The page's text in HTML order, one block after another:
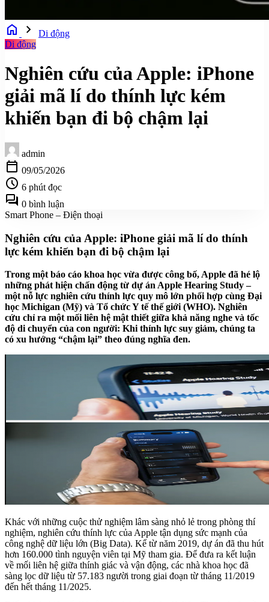
home chevron_right
Di động
Di động
Nghiên cứu của Apple: iPhone
giải mã lí do thính lực kém
khiến bạn đi bộ chậm lại
admin
calendar_today 09/05/2026
schedule 6 phút đọc
forum 0 bình luận
Smart Phone – Điện thoại
Nghiên cứu của Apple: iPhone giải mã lí do thính
lực kém khiến bạn đi bộ chậm lại
Trong một báo cáo khoa học vừa được công bố, Apple đã hé lộ
những phát hiện chấn động từ dự án Apple Hearing Study –
một nỗ lực nghiên cứu thính lực quy mô lớn phối hợp cùng Đại
học Michigan (Mỹ) và Tổ chức Y tế thế giới (WHO). Nghiên
cứu chỉ ra một mối liên hệ mật thiết giữa khả năng nghe và tốc
độ di chuyển của con người: Khi thính lực suy giảm, chúng ta
có xu hướng “chậm lại” theo đúng nghĩa đen.
Khác với những cuộc thử nghiệm lâm sàng nhỏ lẻ trong phòng thí
nghiệm, nghiên cứu thính lực của Apple tận dụng sức mạnh của
công nghệ dữ liệu lớn (Big Data). Kể từ năm 2019, dự án đã thu hút
hơn 160.000 tình nguyện viên tại Mỹ tham gia. Để đưa ra kết luận
về mối liên hệ giữa thính giác và vận động, các nhà khoa học đã
sàng lọc dữ liệu từ 57.183 người trong giai đoạn từ tháng 11/2019
đến hết tháng 11/2025.